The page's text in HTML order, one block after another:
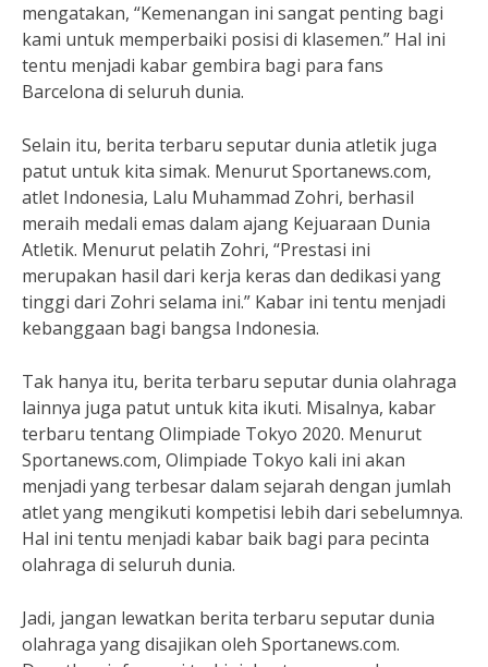
mengatakan, “Kemenangan ini sangat penting bagi
kami untuk memperbaiki posisi di klasemen.” Hal ini
tentu menjadi kabar gembira bagi para fans
Barcelona di seluruh dunia.
Selain itu, berita terbaru seputar dunia atletik juga
patut untuk kita simak. Menurut Sportanews.com,
atlet Indonesia, Lalu Muhammad Zohri, berhasil
meraih medali emas dalam ajang Kejuaraan Dunia
Atletik. Menurut pelatih Zohri, “Prestasi ini
merupakan hasil dari kerja keras dan dedikasi yang
tinggi dari Zohri selama ini.” Kabar ini tentu menjadi
kebanggaan bagi bangsa Indonesia.
Tak hanya itu, berita terbaru seputar dunia olahraga
lainnya juga patut untuk kita ikuti. Misalnya, kabar
terbaru tentang Olimpiade Tokyo 2020. Menurut
Sportanews.com, Olimpiade Tokyo kali ini akan
menjadi yang terbesar dalam sejarah dengan jumlah
atlet yang mengikuti kompetisi lebih dari sebelumnya.
Hal ini tentu menjadi kabar baik bagi para pecinta
olahraga di seluruh dunia.
Jadi, jangan lewatkan berita terbaru seputar dunia
olahraga yang disajikan oleh Sportanews.com.